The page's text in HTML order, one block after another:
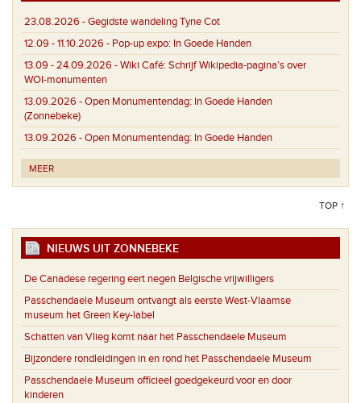
23.08.2026 -Gegidste wandeling Tyne Cot
12.09 - 11.10.2026 - Pop-up expo: In Goede Handen
13.09 - 24.09.2026 -Wiki Café: Schrijf Wikipedia-pagina’s over
WOI-monumenten
13.09.2026 -Open Monumentendag: In Goede Handen
(Zonnebeke)
13.09.2026 -Open Monumentendag: In Goede Handen
MEER
TOP ↑
NIEUWS UIT ZONNEBEKE
De Canadese regering eert negen Belgische vrijwilligers
Passchendaele Museum ontvangt als eerste West-Vlaamse
museum het Green Key-label
Schatten van Vlieg komt naar het Passchendaele Museum
Bijzondere rondleidingen in en rond het Passchendaele Museum
Passchendaele Museum officieel goedgekeurd voor en door
kinderen